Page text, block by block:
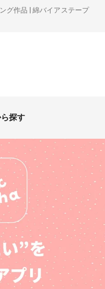
グ作品 | 綿バイアステープ
探す